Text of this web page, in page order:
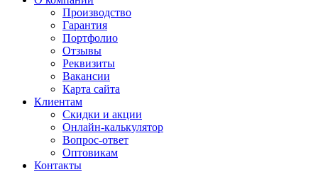
Производство
Гарантия
Портфолио
Отзывы
Реквизиты
Вакансии
Карта сайта
Клиентам
Скидки и акции
Онлайн-калькулятор
Вопрос-ответ
Оптовикам
Контакты